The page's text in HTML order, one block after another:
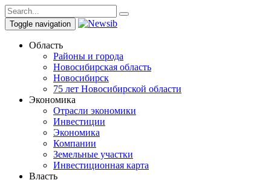
Toggle navigation
Область
Районы и города
Новосибирская область
Новосибирск
75 лет Новосибирской области
Экономика
Отрасли экономики
Инвестиции
Экономика
Компании
Земельные участки
Инвестиционная карта
Власть